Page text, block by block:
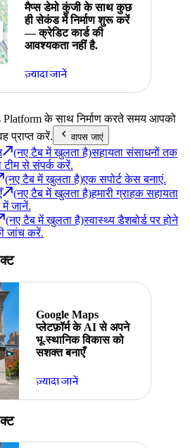
मैप्स डेमो कुंजी के साथ कुछ
ही सेकंड में निर्माण शुरू करें
— क्रेडिट कार्ड की
आवश्यकता नहीं है.
ज़्यादा जानें
Platform के साथ निर्माण करते समय आपको
प्राप्त करें.
वापस जाएं
(नए टैब में खुलता है)सहायता संसाधनों तक
टीम से संपर्क करें.
(नए टैब में खुलता है)एक सपोर्ट केस बनाएं.
(नए टैब में खुलता है)हमारी ग्राहक सहायता
जानें.
(नए टैब में खुलता है)स्वास्थ्य डैशबोर्ड पर होने
जांच करें.
Google Maps
प्लेटफ़ॉर्म के AI से अपने
भू-स्थानिक विकास को
सशक्त बनाएँ
ज़्यादा जानें